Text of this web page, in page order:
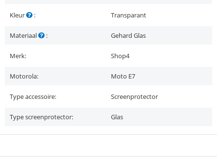
Kleur : Transparant
Materiaal : Gehard Glas
Merk: Shop4
Motorola: Moto E7
Type accessoire: Screenprotector
Type screenprotector: Glas